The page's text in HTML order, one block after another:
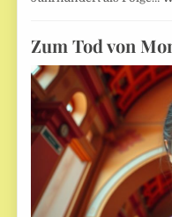
Zum Tod von